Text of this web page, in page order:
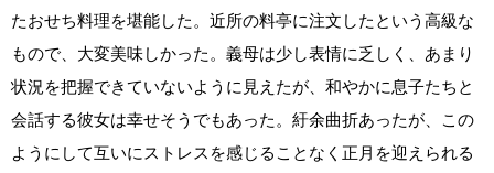
たおせち料理を堪能した。近所の料亭に注文したという高級な
もので、大変美味しかった。義母は少し表情に乏しく、あまり
状況を把握できていないように見えたが、和やかに息子たちと
会話する彼女は幸せそうでもあった。紆余曲折あったが、この
ようにして互いにストレスを感じることなく正月を迎えられる